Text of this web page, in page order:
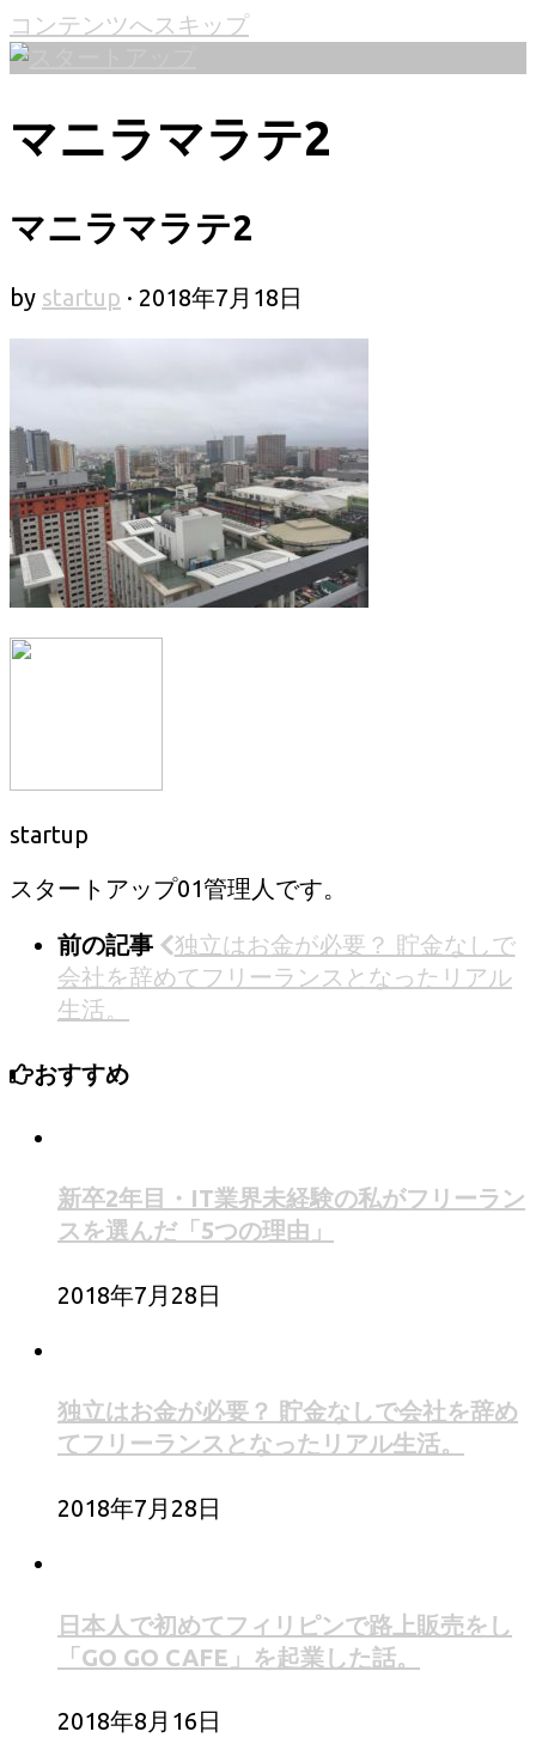
コンテンツへスキップ
マニラマラテ2
マニラマラテ2
by startup · 2018年7月18日
startup
スタートアップ01管理人です。
前の記事
独立はお金が必要？ 貯金なしで
会社を辞めてフリーランスとなったリアル
生活。
おすすめ
新卒2年目・IT業界未経験の私がフリーラン
スを選んだ「5つの理由」
2018年7月28日
独立はお金が必要？ 貯金なしで会社を辞め
てフリーランスとなったリアル生活。
2018年7月28日
日本人で初めてフィリピンで路上販売をし
「GO GO CAFE」を起業した話。
2018年8月16日